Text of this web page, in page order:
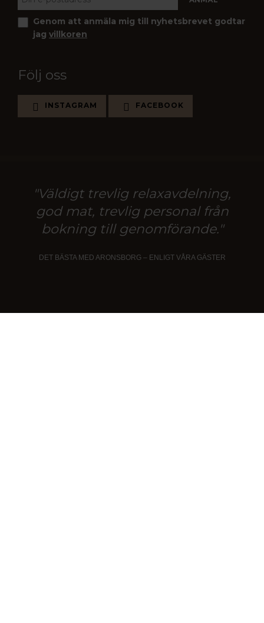
Genom att anmäla mig till nyhetsbrevet godtar
jag villkoren
Följ oss
INSTAGRAM FACEBOOK
"Väldigt trevlig relaxavdelning,
god mat, trevlig personal från
bokning till genomförande."
DET BÄSTA MED ARONSBORG – ENLIGT VÅRA GÄSTER